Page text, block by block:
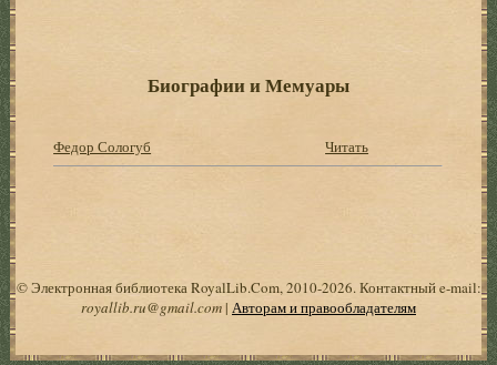
Биографии и Мемуары
Федор Сологуб Читать
© Электронная библиотека RoyalLib.Com, 2010-2026. Контактный e-mail:
royallib.ru@gmail.com| Авторам и правообладателям